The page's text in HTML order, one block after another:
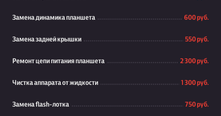
Замена динамика планшета 600 руб.
Замена задней крышки 550 руб.
Ремонт цепи питания планшета 2 300 руб.
Чистка аппарата от жидкости 1 300 руб.
Замена flash-лотка 750 руб.